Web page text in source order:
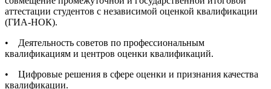
аттестации студентов с независимой оценкой квалификации
(ГИА-НОК).
• Деятельность советов по профессиональным
квалификациям и центров оценки квалификаций.
• Цифровые решения в сфере оценки и признания качества
квалификации.